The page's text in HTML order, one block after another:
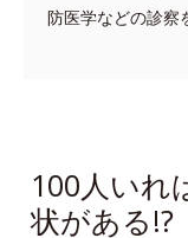
防医学などの診察
100人いれ
状がある!?